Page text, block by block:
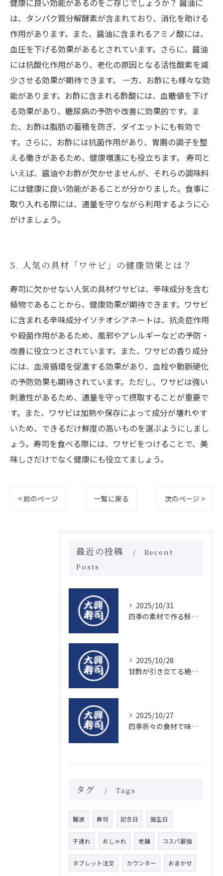
健康に良い効能があるのをご存じでしょうか？ 醤油に
は、タンパク質分解酵素が含まれており、消化を助ける
作用があります。また、醤油に含まれるアミノ酸には、
血圧を下げる効果があるとされています。さらに、醤油
には抗酸化作用があり、老化の原因となる活性酸素を減
少させる効果が期待できます。 一方、お酢にも様々な効
能があります。お酢に含まれる酢酸には、血糖値を下げ
る効果があり、糖尿病の予防や改善に効果的です。ま
た、お酢は脂肪の蓄積を防ぎ、ダイエットにも有効で
す。さらに、お酢には抗菌作用があり、胃腸の調子を整
える働きがあるため、健康増進にも役立ちます。 寿司と
いえば、醤油やお酢が欠かせませんが、それらの調味料
には健康に良い効能があることが分かりました。食事に
取り入れる際には、適量を守りながら利用するように心
がけましょう。
5. 人気の具材「ワサビ」の健康効果とは？
寿司に欠かせない人気の具材ワサビは、辛味成分を含む
植物であることから、健康効果が期待できます。ワサビ
に含まれる辛味成分イソチオシアネートは、抗炎症作用
や殺菌作用があるため、風邪やアレルギーなどの予防・
改善に役立つとされています。また、ワサビの香り成分
には、血液循環を促進する効果があり、血栓や動脈硬化
の予防効果も期待されています。ただし、ワサビは強い
刺激性があるため、適量を守って摂取することが重要で
す。また、ワサビは加熱や保存によって成分が壊れやす
いため、できるだけ鮮度の高いものを選ぶようにしまし
ょう。寿司を食べる際には、ワサビをつけることで、美
味しさだけでなく健康にも役立てましょう。
< 前のページ 一覧に戻る 次のページ >
最近の投稿
Recent
Posts
2025/10/31
四季の素材で作る鮮度抜群の握り寿司の魅力
2025/10/28
甘酢が引き立てる絶品寿司のシャリの秘密
2025/10/27
四季折々の食材で味わう絶品握り寿司の魅力
タグ Tags
難波 寿司 記念日 誕生日
子連れ おしゃれ 老舗 コスパ最強
タブレット注文 カウンター おまかせ